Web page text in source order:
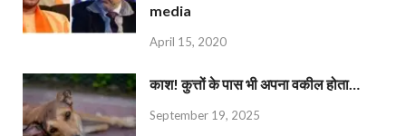
media
April 15, 2020
काश! कुत्तों के पास भी अपना वकील होता…
September 19, 2025